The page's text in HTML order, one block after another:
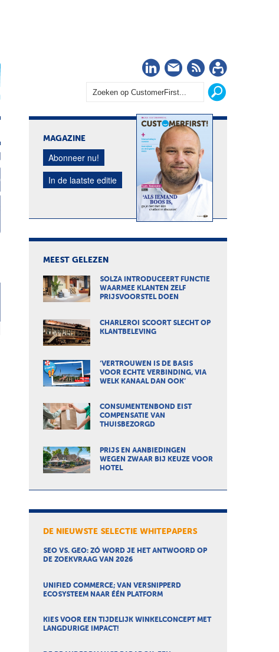
LinkedIn
Nieuwsbrief
RSS
MAGAZINE
Abonneer nu!
In de laatste editie
MEEST GELEZEN
SOLZA INTRODUCEERT FUNCTIE
WAARMEE KLANTEN ZELF
PRIJSVOORSTEL DOEN
CHARLEROI SCOORT SLECHT OP
KLANTBELEVING
‘VERTROUWEN IS DE BASIS
VOOR ECHTE VERBINDING, VIA
WELK KANAAL DAN OOK’
CONSUMENTENBOND EIST
COMPENSATIE VAN
THUISBEZORGD
PRIJS EN AANBIEDINGEN
WEGEN ZWAAR BIJ KEUZE VOOR
HOTEL
DE NIEUWSTE SELECTIE WHITEPAPERS
SEO VS. GEO: ZÓ WORD JE HET ANTWOORD OP
DE ZOEKVRAAG VAN 2026
UNIFIED COMMERCE; VAN VERSNIPPERD
ECOSYSTEEM NAAR ÉÉN PLATFORM
KIES VOOR EEN TIJDELIJK WINKELCONCEPT MET
LANGDURIGE IMPACT!